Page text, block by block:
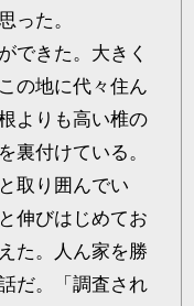
った。
できた。大きく
の地に代々住ん
よりも高い椎の
裏付けている。
取り囲んでい
伸びはじめてお
た。人ん家を勝
だ。「調査され